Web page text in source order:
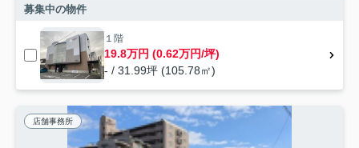
募集中の物件
１階
19.8万円 (0.62万円/坪)
- / 31.99坪 (105.78㎡)
店舗事務所